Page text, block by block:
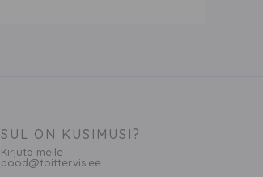
SUL ON KÜSIMUSI?
Kirjuta meile
pood@toittervis.ee